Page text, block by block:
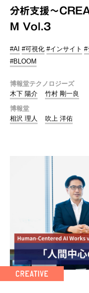
分析支援～
M Vol.3
#AI #可視化 #インサイト #
#BLOOM
博報堂テクノロジーズ
木下 陽介
竹村 剛一良
博報堂
相沢 理人
吹上 洋佑